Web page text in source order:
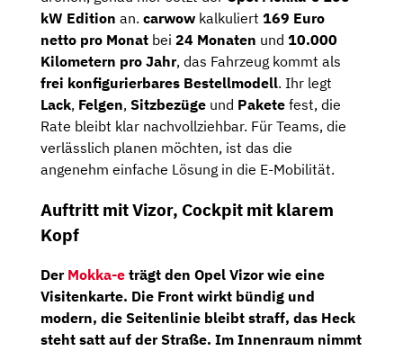
kW Edition an. carwow kalkuliert 169 Euro
netto pro Monat bei 24 Monaten und 10.000
Kilometern pro Jahr, das Fahrzeug kommt als
frei konfigurierbares Bestellmodell. Ihr legt
Lack, Felgen, Sitzbezüge und Pakete fest, die
Rate bleibt klar nachvollziehbar. Für Teams, die
verlässlich planen möchten, ist das die
angenehm einfache Lösung in die E-Mobilität.
Auftritt mit Vizor, Cockpit mit klarem
Kopf
Der Mokka-e trägt den Opel Vizorwie eine
Visitenkarte. Die Front wirkt bündig und
modern, die Seitenlinie bleibt straff, das Heck
steht satt auf der Straße. Im Innenraum nimmt